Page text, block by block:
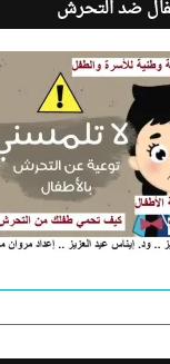
ضد التحرش